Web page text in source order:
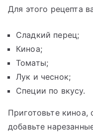
Для этого рецепта
Сладкий перец;
Киноа;
Томаты;
Лук и чеснок;
Специи по вкусу.
Приготовьте киноа,
добавьте